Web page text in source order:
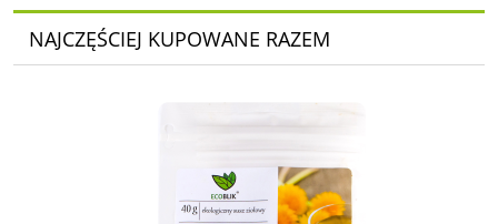
NAJCZĘŚCIEJ KUPOWANE RAZEM